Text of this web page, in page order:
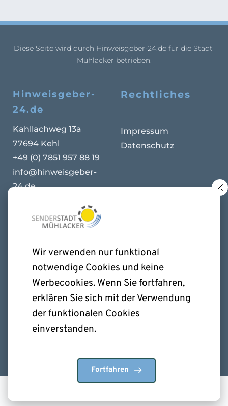
Diese Seite wird durch Hinweisgeber-24.de für die Stadt
Mühlacker betrieben.
Hinweisgeber-
24.de
Kahllachweg 13a
77694 Kehl
+49 (0) 7851 957 88 19
info@hinweisgeber-
24.de
Email senden
Rechtliches
Impressum
Datenschutz
Stadt Mühlacker
Rathaus, Kelterplatz 7
75417 Mühlacker
0049 (0) 7041 876-10
Meldestelle
Start
HINWEISE!
Informationen
Schutz
© alle Rechte vorbehalten
Wir verwenden nur funktional
notwendige Cookies und keine
Werbecookies. Wenn Sie fortfahren,
erklären Sie sich mit der Verwendung
der funktionalen Cookies
einverstanden.
Fortfahren